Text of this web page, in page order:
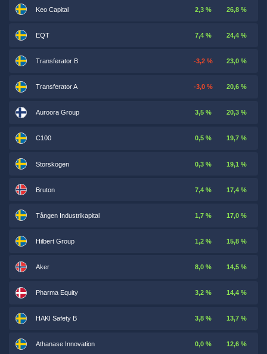
Keo Capital 2,3 % 26,8 %
EQT 7,4 % 24,4 %
Transferator B -3,2 % 23,0 %
Transferator A -3,0 % 20,6 %
Auroora Group 3,5 % 20,3 %
C100 0,5 % 19,7 %
Storskogen 0,3 % 19,1 %
Bruton 7,4 % 17,4 %
Tången Industrikapital 1,7 % 17,0 %
Hilbert Group 1,2 % 15,8 %
Aker 8,0 % 14,5 %
Pharma Equity 3,2 % 14,4 %
HAKI Safety B 3,8 % 13,7 %
Athanase Innovation 0,0 % 12,6 %